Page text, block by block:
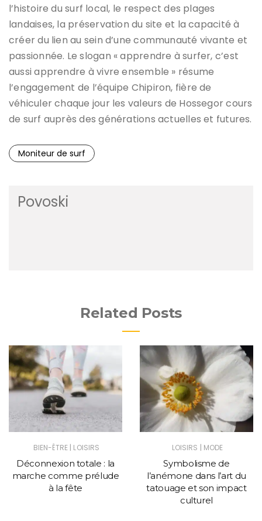
l’histoire du surf local, le respect des plages
landaises, la préservation du site et la capacité à
créer du lien au sein d’une communauté vivante et
passionnée. Le slogan « apprendre à surfer, c’est
aussi apprendre à vivre ensemble » résume
l’engagement de l’équipe Chipiron, fière de
véhiculer chaque jour les valeurs de Hossegor cours
de surf auprès des générations actuelles et futures.
Moniteur de surf
Povoski
Related Posts
BIEN-ÊTRE | LOISIRS
Déconnexion totale : la
marche comme prélude
à la fête
LOISIRS | MODE
Symbolisme de
l’anémone dans l’art du
tatouage et son impact
culturel